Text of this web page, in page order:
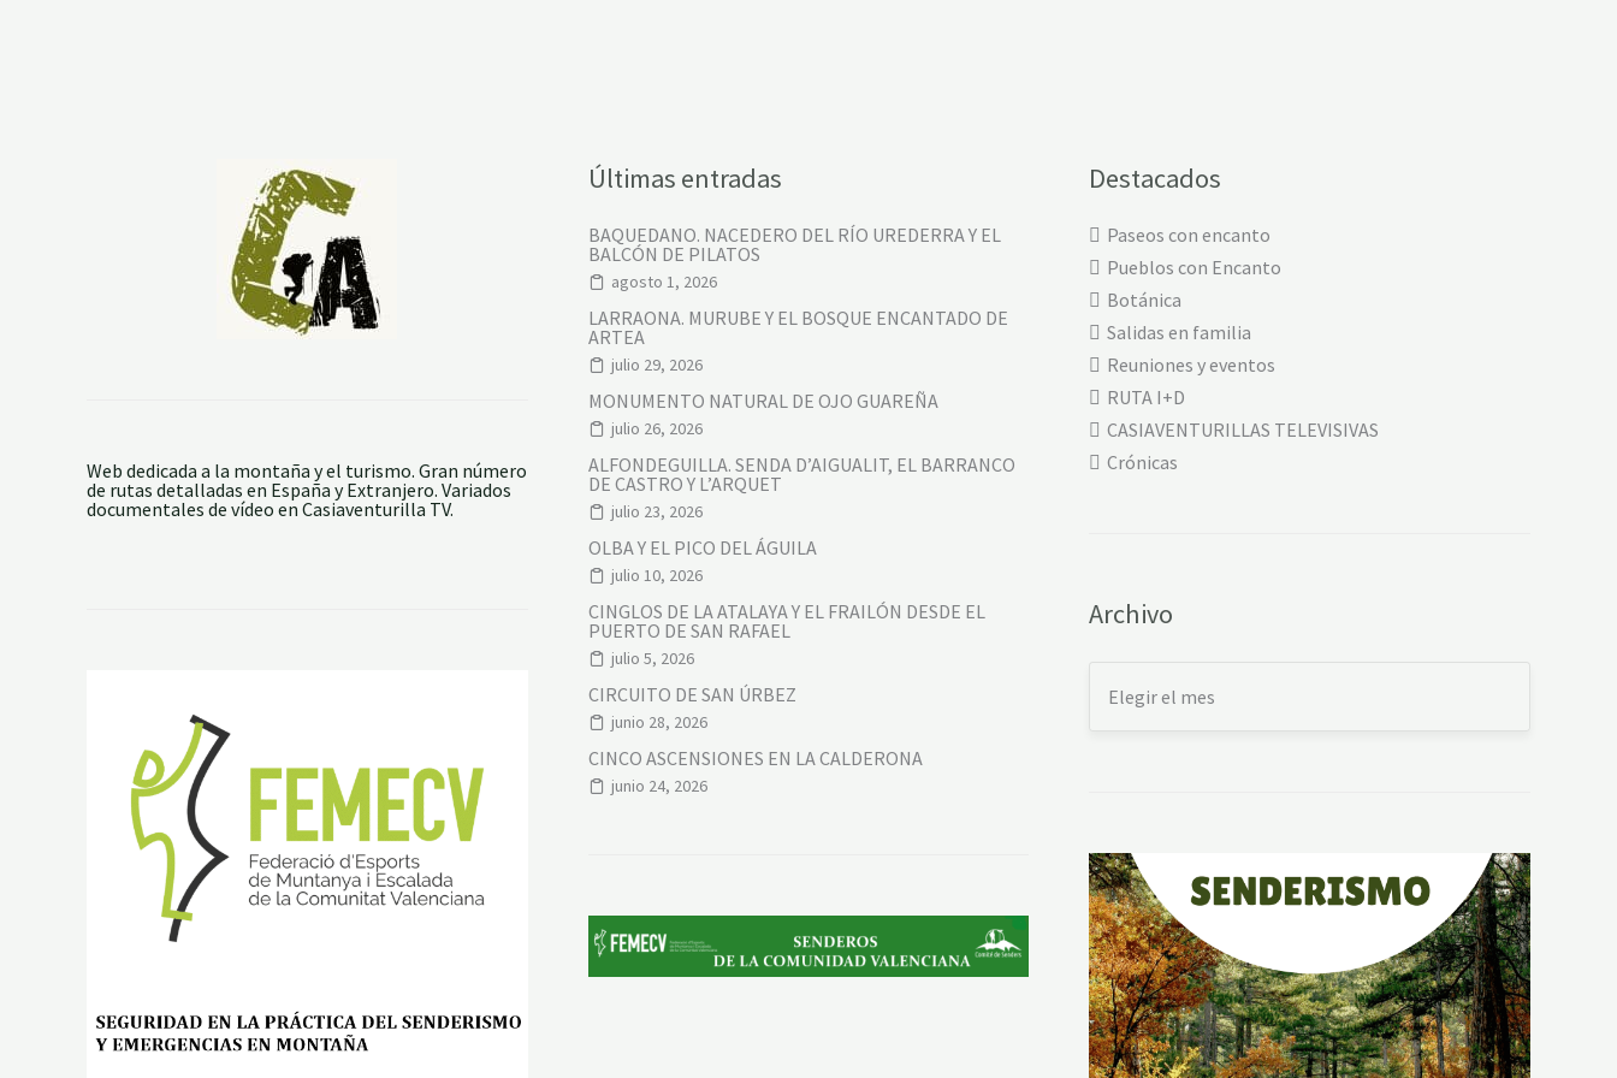
Web dedicada a la montaña y el turismo. Gran número
de rutas detalladas en España y Extranjero. Variados
documentales de vídeo en Casiaventurilla TV.
Últimas entradas
BAQUEDANO. NACEDERO DEL RÍO UREDERRA Y EL
BALCÓN DE PILATOS
agosto 1, 2026
LARRAONA. MURUBE Y EL BOSQUE ENCANTADO DE
ARTEA
julio 29, 2026
MONUMENTO NATURAL DE OJO GUAREÑA
julio 26, 2026
ALFONDEGUILLA. SENDA D’AIGUALIT, EL BARRANCO
DE CASTRO Y L’ARQUET
julio 23, 2026
OLBA Y EL PICO DEL ÁGUILA
julio 10, 2026
CINGLOS DE LA ATALAYA Y EL FRAILÓN DESDE EL
PUERTO DE SAN RAFAEL
julio 5, 2026
CIRCUITO DE SAN ÚRBEZ
junio 28, 2026
CINCO ASCENSIONES EN LA CALDERONA
junio 24, 2026
Destacados
Paseos con encanto
Pueblos con Encanto
Botánica
Salidas en familia
Reuniones y eventos
RUTA I+D
CASIAVENTURILLAS TELEVISIVAS
Crónicas
Archivo